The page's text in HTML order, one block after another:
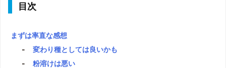
目次
まずは率直な感想
変わり種としては良いかも
粉溶けは悪い